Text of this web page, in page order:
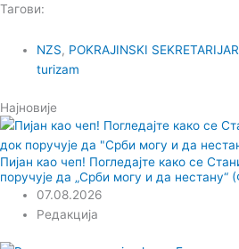
Тагови:
NZS, POKRAJINSKI
turizam
Најновије
Пијан као чеп! Погледајте како се
поручује да „Срби могу и да
07.08.2026
Редакција